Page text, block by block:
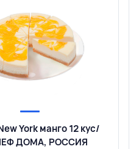
York манго 12 кус/
ДОМА, РОССИЯ